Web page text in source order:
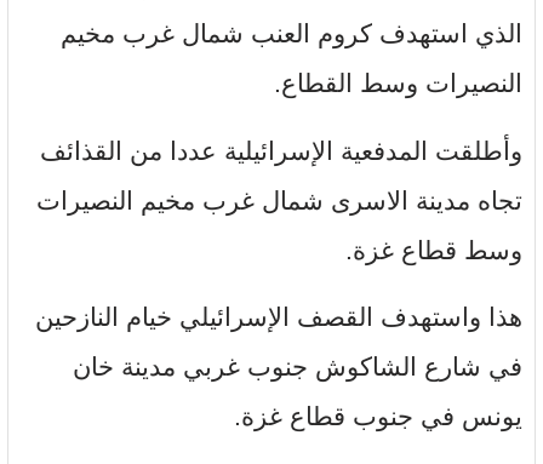
الذي استهدف كروم العنب شمال غرب مخيم
النصيرات وسط القطاع.
وأطلقت المدفعية الإسرائيلية عددا من القذائف
تجاه مدينة الاسرى شمال غرب مخيم النصيرات
وسط قطاع غزة.
هذا واستهدف القصف الإسرائيلي خيام النازحين
في شارع الشاكوش جنوب غربي مدينة خان
يونس في جنوب قطاع غزة.